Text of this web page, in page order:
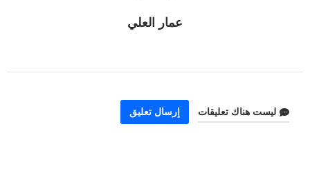
عمار العلي
ليست هناك تعليقات إرسال تعليق